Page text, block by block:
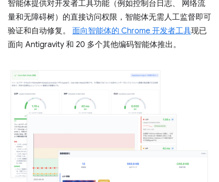
智能体提供对开发者工具功能（例如控制台日志、 网络流
量和无障碍树）的直接访问权限，智能体无需人工监督即可
验证和自动修复。 面向智能体的 Chrome 开发者工具现已
面向 Antigravity 和 20 多个其他编码智能体推出。